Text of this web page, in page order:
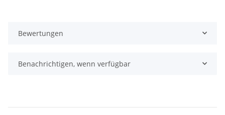
Bewertungen
Benachrichtigen, wenn verfügbar